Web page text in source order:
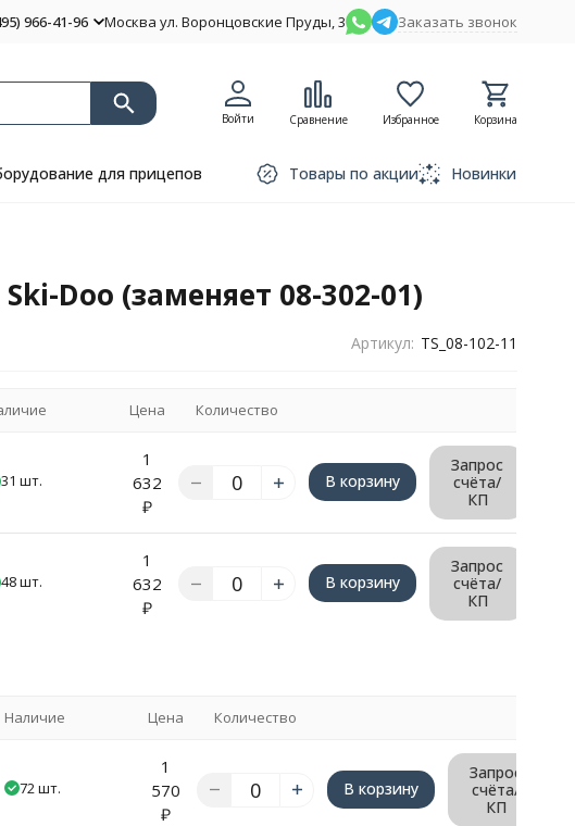
966-41-96 Москва ул. Воронцовские Пруды, 3 Заказать звонок
Войти Сравнение Избранное Корзина
для прицепов Товары по акции Новинки
Doo (заменяет 08-302-01)
Артикул: TS_08-102-11
Цена Количество
31 шт.
1
632
₽
В корзину
Запрос
счёта/
КП
48 шт.
1
632
₽
В корзину
Запрос
счёта/
КП
Наличие Цена Количество
72 шт.
1
570
₽
В корзину
Запрос
счёта/
КП